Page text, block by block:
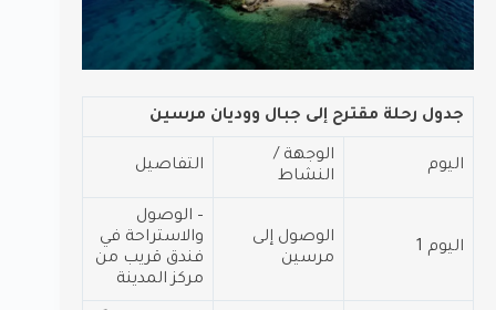
جدول رحلة مقترح إلى جبال ووديان مرسين
اليوم
الوجهة /
النشاط
التفاصيل
اليوم 1
الوصول إلى
مرسين
– الوصول
والاستراحة في
فندق قريب من
مركز المدينة